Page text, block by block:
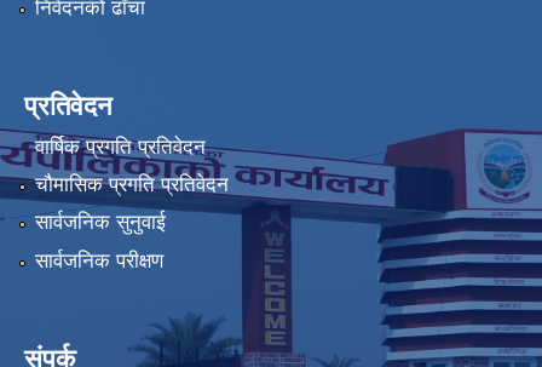
निवेदनको ढाँचा
प्रतिवेदन
वार्षिक प्रगति प्रतिवेदन
चौमासिक प्रगति प्रतिवेदन
सार्वजनिक सुनुवाई
सार्वजनिक परीक्षण
संपर्क